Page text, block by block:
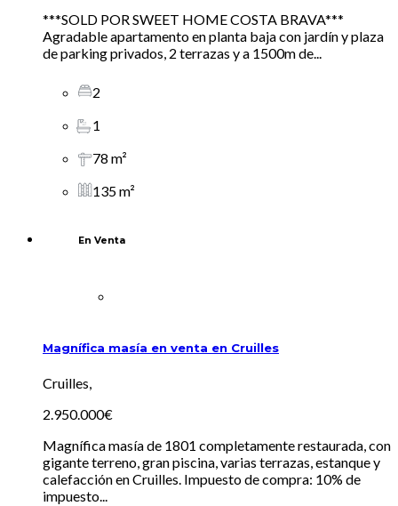
***SOLD POR SWEET HOME COSTA BRAVA***
Agradable apartamento en planta baja con jardín y plaza
de parking privados, 2 terrazas y a 1500m de...
2
1
78 m²
135 m²
En Venta
Magnífica masía en venta en Cruilles
Cruilles,
2.950.000€
Magnífica masía de 1801 completamente restaurada, con
gigante terreno, gran piscina, varias terrazas, estanque y
calefacción en Cruilles. Impuesto de compra: 10% de
impuesto...